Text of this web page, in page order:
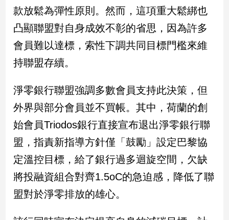
款放鬆為彈性原則。然而，這項重大鬆綁也
凸顯聯盟對自身成效不彰的省思，因為許多
會員難以達標，索性下調共同目標門檻來維
持聯盟存續。
淨零銀行聯盟強調多數會員支持此決策，但
外界與部分會員並不買帳。其中，荷蘭的創
始會員Triodos銀行直接宣布退出淨零銀行聯
盟，指責新指導方針僅「鼓勵」設定巴黎協
定溫控目標，給了銀行過多迴旋空間，欠缺
將投融資組合對齊1.5oC的急迫感，降低了聯
盟對於淨零排放的雄心。